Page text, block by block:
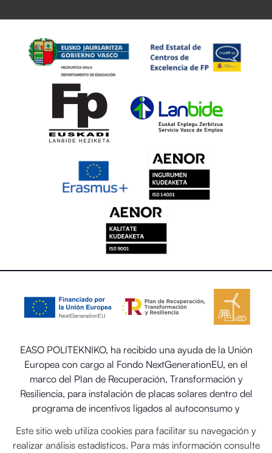
EASO POLITEKNIKO, ha recibido una ayuda de la Unión
Europea con cargo al Fondo NextGenerationEU, en el
marco del Plan de Recuperación, Transformación y
Resiliencia, para instalación de placas solares dentro del
programa de incentivos ligados al autoconsumo y
como la implantación de sistemas térmicos renovables en
Este sitio web utiliza cookies para facilitar su navegación y
realizar análisis estadísticos. Para más información consulte